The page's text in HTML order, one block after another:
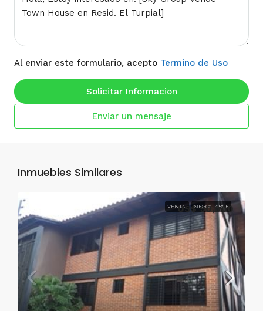
Al enviar este formulario, acepto Termino de Uso
Solicitar Informacion
Enviar un mensaje
Inmuebles Similares
VENTA NEGOCIABLE
US$ 90,000